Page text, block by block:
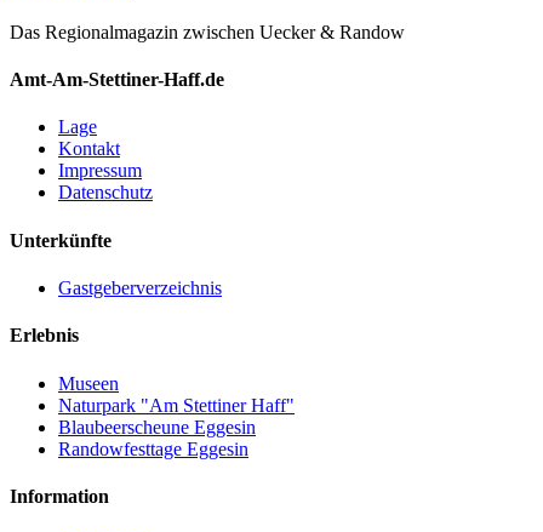
Das Regionalmagazin zwischen Uecker & Randow
Amt-Am-Stettiner-Haff.de
Lage
Kontakt
Impressum
Datenschutz
Unterkünfte
Gastgeberverzeichnis
Erlebnis
Museen
Naturpark "Am Stettiner Haff"
Blaubeerscheune Eggesin
Randowfesttage Eggesin
Information